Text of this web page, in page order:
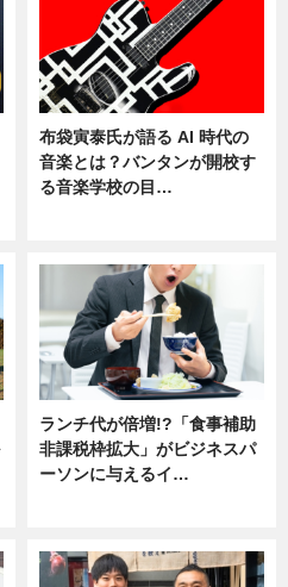
布袋寅泰氏が語る AI 時代の
音楽とは？バンタンが開校す
る音楽学校の目…
ランチ代が倍増!?「食事補助
非課税枠拡大」がビジネスパ
ーソンに与えるイ…